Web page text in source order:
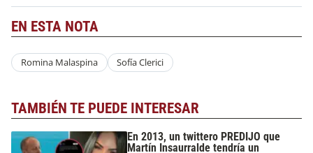
EN ESTA NOTA
Romina Malaspina Sofía Clerici
TAMBIÉN TE PUEDE INTERESAR
En 2013, un twittero PREDIJO que
Martín Insaurralde tendría un